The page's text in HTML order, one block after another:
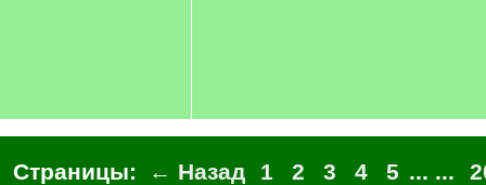
Страницы: ← Назад 1 2 3 4 5 ... ...